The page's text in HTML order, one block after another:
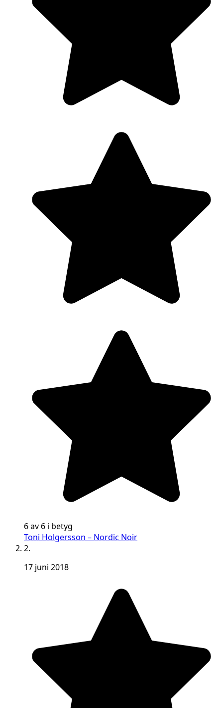
6 av 6 i betyg
Toni Holgersson – Nordic Noir
2.
17 juni 2018